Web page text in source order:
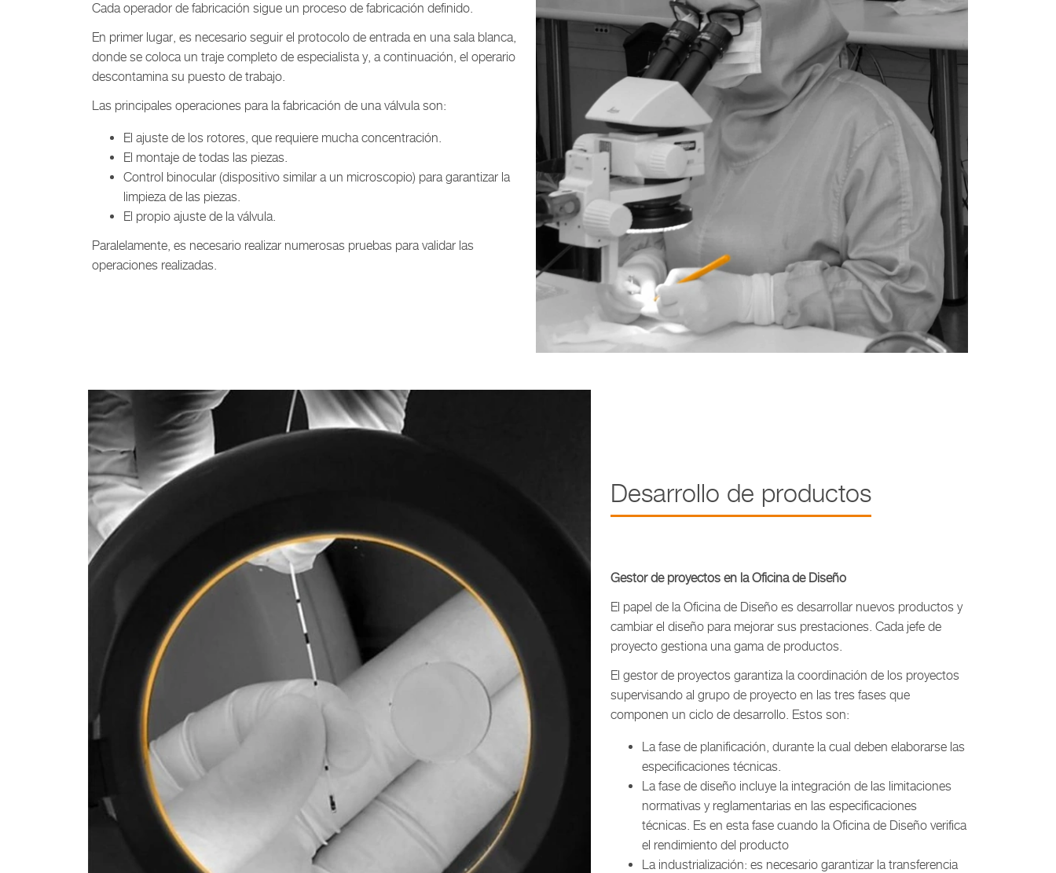
Cada operador de fabricación sigue un proceso de fabricación definido.
En primer lugar, es necesario seguir el protocolo de entrada en una sala blanca,
donde se coloca un traje completo de especialista y, a continuación, el operario
descontamina su puesto de trabajo.
Las principales operaciones para la fabricación de una válvula son:
El ajuste de los rotores, que requiere mucha concentración.
El montaje de todas las piezas.
Control binocular (dispositivo similar a un microscopio) para garantizar la
limpieza de las piezas.
El propio ajuste de la válvula.
Paralelamente, es necesario realizar numerosas pruebas para validar las
operaciones realizadas.
Desarrollo de productos
Gestor de proyectos en la Oficina de Diseño
El papel de la Oficina de Diseño es desarrollar nuevos productos y
cambiar el diseño para mejorar sus prestaciones. Cada jefe de
proyecto gestiona una gama de productos.
El gestor de proyectos garantiza la coordinación de los proyectos
supervisando al grupo de proyecto en las tres fases que
componen un ciclo de desarrollo. Estos son:
La fase de planificación, durante la cual deben elaborarse las
especificaciones técnicas.
La fase de diseño incluye la integración de las limitaciones
normativas y reglamentarias en las especificaciones
técnicas. Es en esta fase cuando la Oficina de Diseño verifica
el rendimiento del producto
La industrialización: es necesario garantizar la transferencia